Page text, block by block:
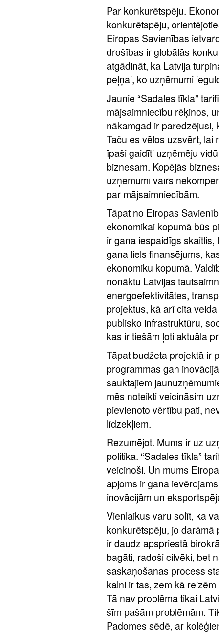
Par konkurētspēju.
konkurētspēju,
Eiropas Savienības
drošības ir globālās
atgādināt, ka Latvija
peļņai, ko uzņēmumi
Jaunie “Sadales tīkla”
mājsaimniecību rēķinos,
nākamgad ir paredzējusi,
Taču es vēlos uzsvērt, lai
īpaši gaidīti uzņēmēju
biznesam. Kopējās
uzņēmumi vairs
par mājsaimniecībām.
Tāpat no Eiropas
ekonomikai kopumā būs
ir gana iespaidīgs
gana liels finansējums,
ekonomiku kopumā.
nonāktu Latvijas
energoefektivitātes,
projektus, kā arī cita
publisko infrastruktūru,
kas ir tiešām ļoti aktuāla
Tāpat budžeta projektā ir
programmas gan
sauktajiem
mēs noteikti veicināsim
pievienoto vērtību pati,
līdzekļiem.
Rezumējot. Mums ir uz
politika. “Sadales tīkla”
veicinoši. Un mums
apjoms ir gana
inovācijām un
Vienlaikus varu solīt, ka
konkurētspēju, jo darāmā
ir daudz apspriestā
bagāti, radoši cilvēki, bet
saskaņošanas process
kalni ir tas, zem kā
Tā nav problēma tikai
šīm pašām problēmām.
Padomes sēdē, ar